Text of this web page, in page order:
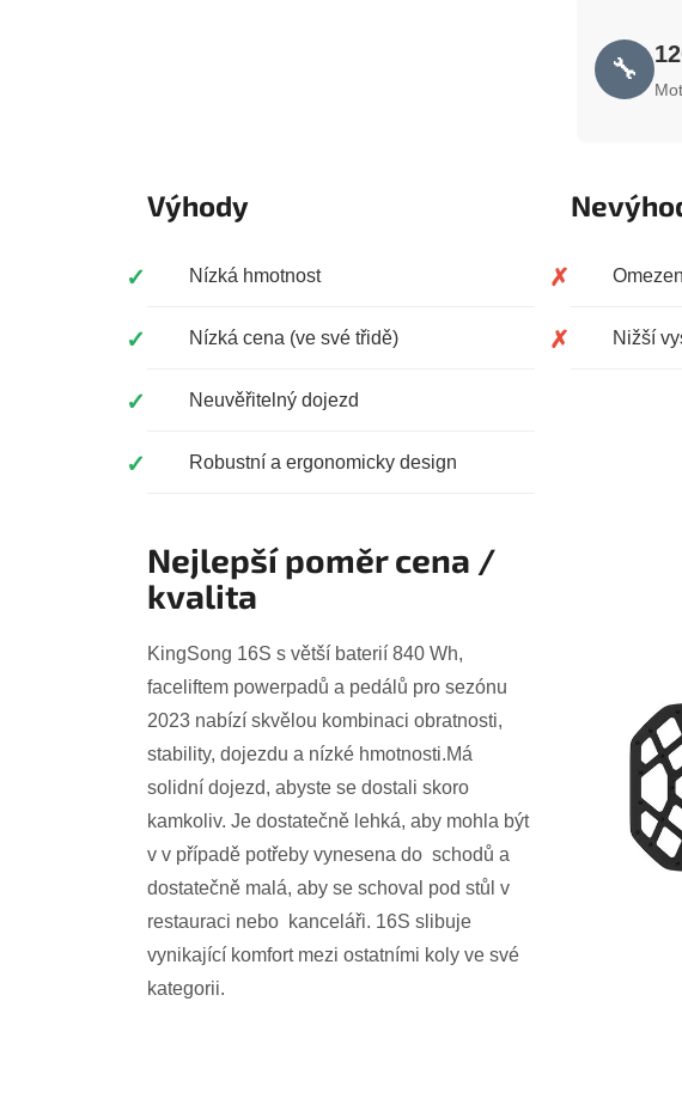
🔧
Výhody
Nízká hmotnost
Nízká cena (ve své třidě)
Neuvěřitelný dojezd
Robustní a ergonomicky design
Nižší
Nejlepší poměr cena /
kvalita
KingSong 16S s větší baterií 840 Wh,
faceliftem powerpadů a pedálů pro sezónu
2023 nabízí skvělou kombinaci obratnosti,
stability, dojezdu a nízké hmotnosti.Má
solidní dojezd, abyste se dostali skoro
kamkoliv. Je dostatečně lehká, aby mohla být
v v případě potřeby vynesena do schodů a
dostatečně malá, aby se schoval pod stůl v
restauraci nebo kanceláři. 16S slibuje
vynikající komfort mezi ostatními koly ve své
kategorii.